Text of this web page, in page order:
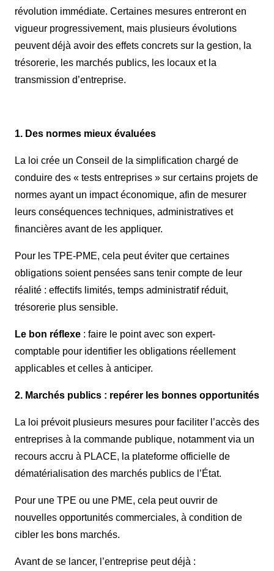
révolution immédiate. Certaines mesures entreront en
vigueur progressivement, mais plusieurs évolutions
peuvent déjà avoir des effets concrets sur la gestion, la
trésorerie, les marchés publics, les locaux et la
transmission d’entreprise.
1. Des normes mieux évaluées
La loi crée un Conseil de la simplification chargé de
conduire des « tests entreprises » sur certains projets de
normes ayant un impact économique, afin de mesurer
leurs conséquences techniques, administratives et
financières avant de les appliquer.
Pour les TPE-PME, cela peut éviter que certaines
obligations soient pensées sans tenir compte de leur
réalité : effectifs limités, temps administratif réduit,
trésorerie plus sensible.
Le bon réflexe : faire le point avec son expert-
comptable pour identifier les obligations réellement
applicables et celles à anticiper.
2. Marchés publics : repérer les bonnes opportunités
La loi prévoit plusieurs mesures pour faciliter l’accès des
entreprises à la commande publique, notamment via un
recours accru à PLACE, la plateforme officielle de
dématérialisation des marchés publics de l’État.
Pour une TPE ou une PME, cela peut ouvrir de
nouvelles opportunités commerciales, à condition de
cibler les bons marchés.
Avant de se lancer, l’entreprise peut déjà :